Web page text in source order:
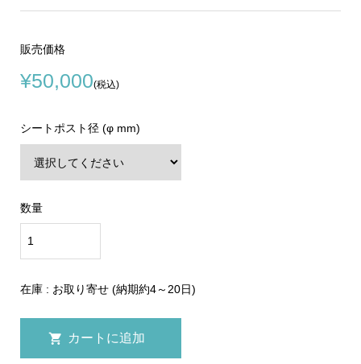
販売価格
¥50,000(税込)
シートポスト径 (φ mm)
数量
在庫 : お取り寄せ (納期約4～20日)